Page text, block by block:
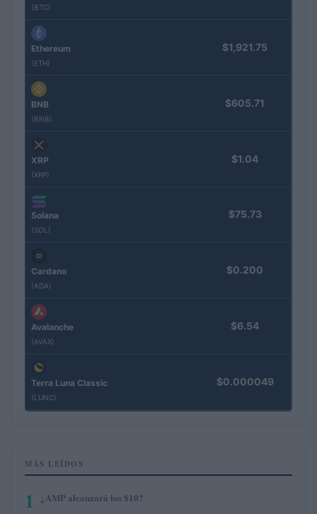
(BTC)
Ethereum
(ETH)
$1,921.75
BNB
(BNB)
$605.71
XRP
(XRP)
$1.04
Solana
(SOL)
$75.73
Cardano
(ADA)
$0.200
Avalanche
(AVAX)
$6.54
Terra Luna Classic
(LUNC)
$0.000049
MÁS LEÍDOS
1 ¿AMP alcanzará los $10?